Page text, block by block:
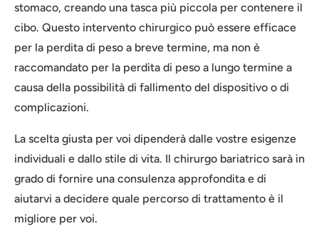
stomaco, creando una tasca più piccola per contenere il
cibo. Questo intervento chirurgico può essere efficace
per la perdita di peso a breve termine, ma non è
raccomandato per la perdita di peso a lungo termine a
causa della possibilità di fallimento del dispositivo o di
complicazioni.
La scelta giusta per voi dipenderà dalle vostre esigenze
individuali e dallo stile di vita. Il chirurgo bariatrico sarà in
grado di fornire una consulenza approfondita e di
aiutarvi a decidere quale percorso di trattamento è il
migliore per voi.